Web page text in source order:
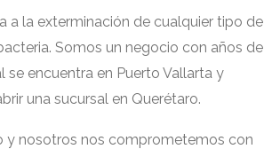
a la exterminación de cualquier tipo de
Somos un negocio con años de
se encuentra en Puerto Vallarta y
una sucursal en Querétaro.
y nosotros nos comprometemos con